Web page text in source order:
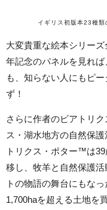
イギリス初版本23種類
大変貴重な絵本シリー
年記念のパネルを見れ
も、知らない人にもピ
ず！
さらに作者のビアトリ
ス・湖水地方の自然保
トリクス・ポター™️は
移し、牧羊と自然保護
トの物語の舞台にもな
1,700haを超える土地を